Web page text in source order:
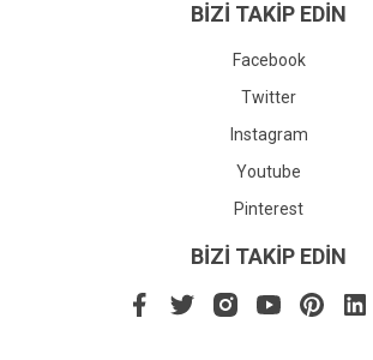
BİZİ TAKİP EDİN
Facebook
Twitter
Instagram
Youtube
Pinterest
BİZİ TAKİP EDİN